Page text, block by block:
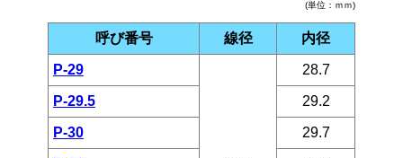
(単位：ｍｍ)
呼び番号 線径 内径
P-29 28.7
P-29.5 29.2
P-30 29.7